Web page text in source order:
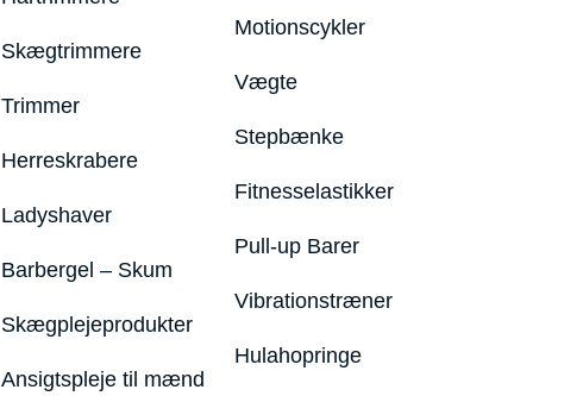
Skægtrimmere
Trimmer
Herreskrabere
Ladyshaver
Barbergel – Skum
Skægplejeprodukter
Ansigtspleje til mænd
Motionscykler
Vægte
Stepbænke
Fitnesselastikker
Pull-up Barer
Vibrationstræner
Hulahopringe